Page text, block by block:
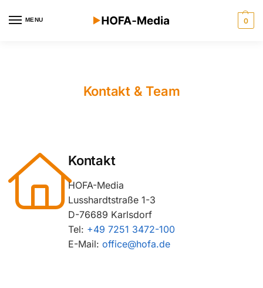
MENU 0
Kontakt & Team
Kontakt
HOFA-Media
Lusshardtstraße 1-3
D-76689 Karlsdorf
Tel: +49 7251 3472-100
E-Mail: office@hofa.de